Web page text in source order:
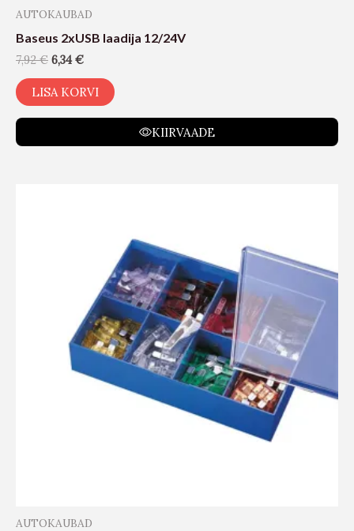
AUTOKAUBAD
Baseus 2xUSB laadija 12/24V
7,92€ 6,34€
LISA KORVI
KIIRVAADE
AUTOKAUBAD